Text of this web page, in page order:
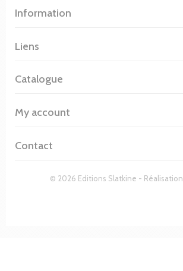
Information
© 2026 Editions Slatkine - Réalisation
Liens
Catalogue
My account
Contact